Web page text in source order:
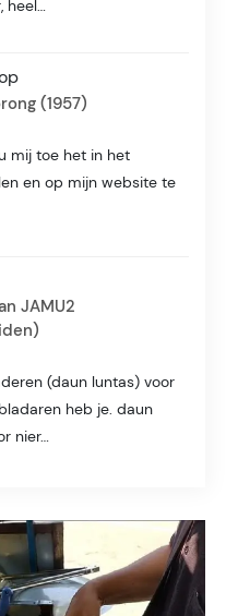
heel…
(1957)
mij toe het in het
en op mijn website te
JAMU2
(daun luntas) voor
heb je. daun
nier…